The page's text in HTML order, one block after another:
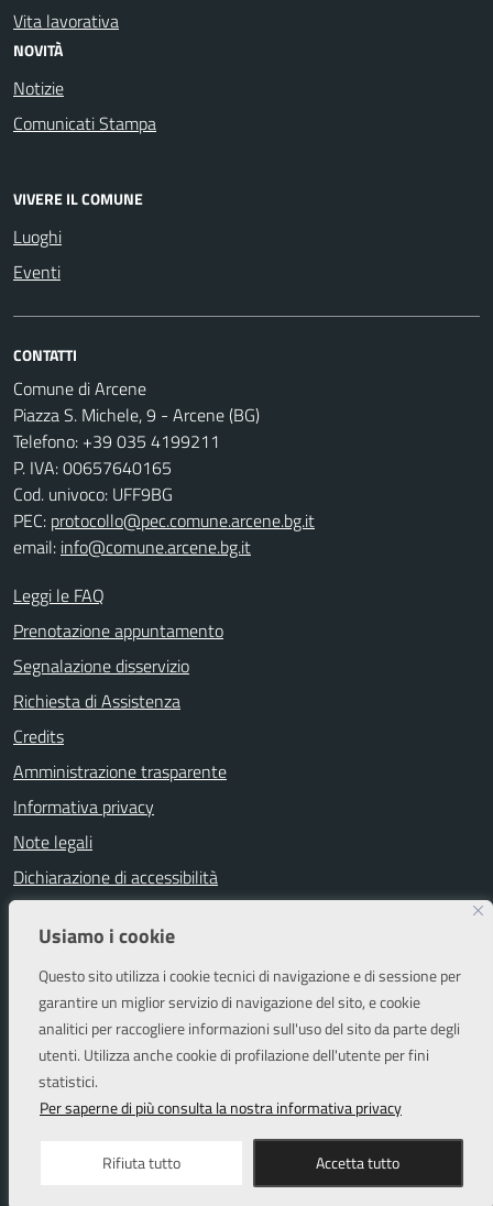
Usiamo i cookie
Questo sito utilizza i cookie tecnici di navigazione e di sessione per
garantire un miglior servizio di navigazione del sito, e cookie
analitici per raccogliere informazioni sull'uso del sito da parte degli
utenti. Utilizza anche cookie di profilazione dell'utente per fini
statistici.
Per saperne di più consulta la nostra informativa privacy
Rifiuta tutto Accetta tutto
Vita lavorativa
NOVITÀ
Notizie
Comunicati Stampa
VIVERE IL COMUNE
Luoghi
Eventi
CONTATTI
Comune di Arcene
Piazza S. Michele, 9 - Arcene (BG)
Telefono: +39 035 4199211
P. IVA: 00657640165
Cod. univoco: UFF9BG
PEC: protocollo@pec.comune.arcene.bg.it
email: info@comune.arcene.bg.it
Leggi le FAQ
Prenotazione appuntamento
Segnalazione disservizio
Richiesta di Assistenza
Credits
Amministrazione trasparente
Informativa privacy
Note legali
Dichiarazione di accessibilità
Attuazione misure PNRR
Piano di miglioramento del sito
SEGUICI SU
Facebook Instagram